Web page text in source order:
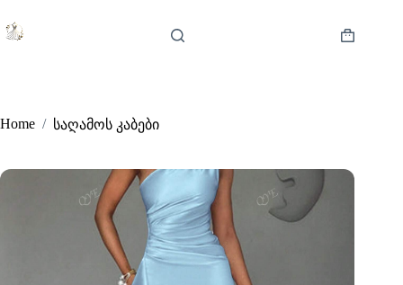
to
content
Shopping
Home / საღამოს კაბები